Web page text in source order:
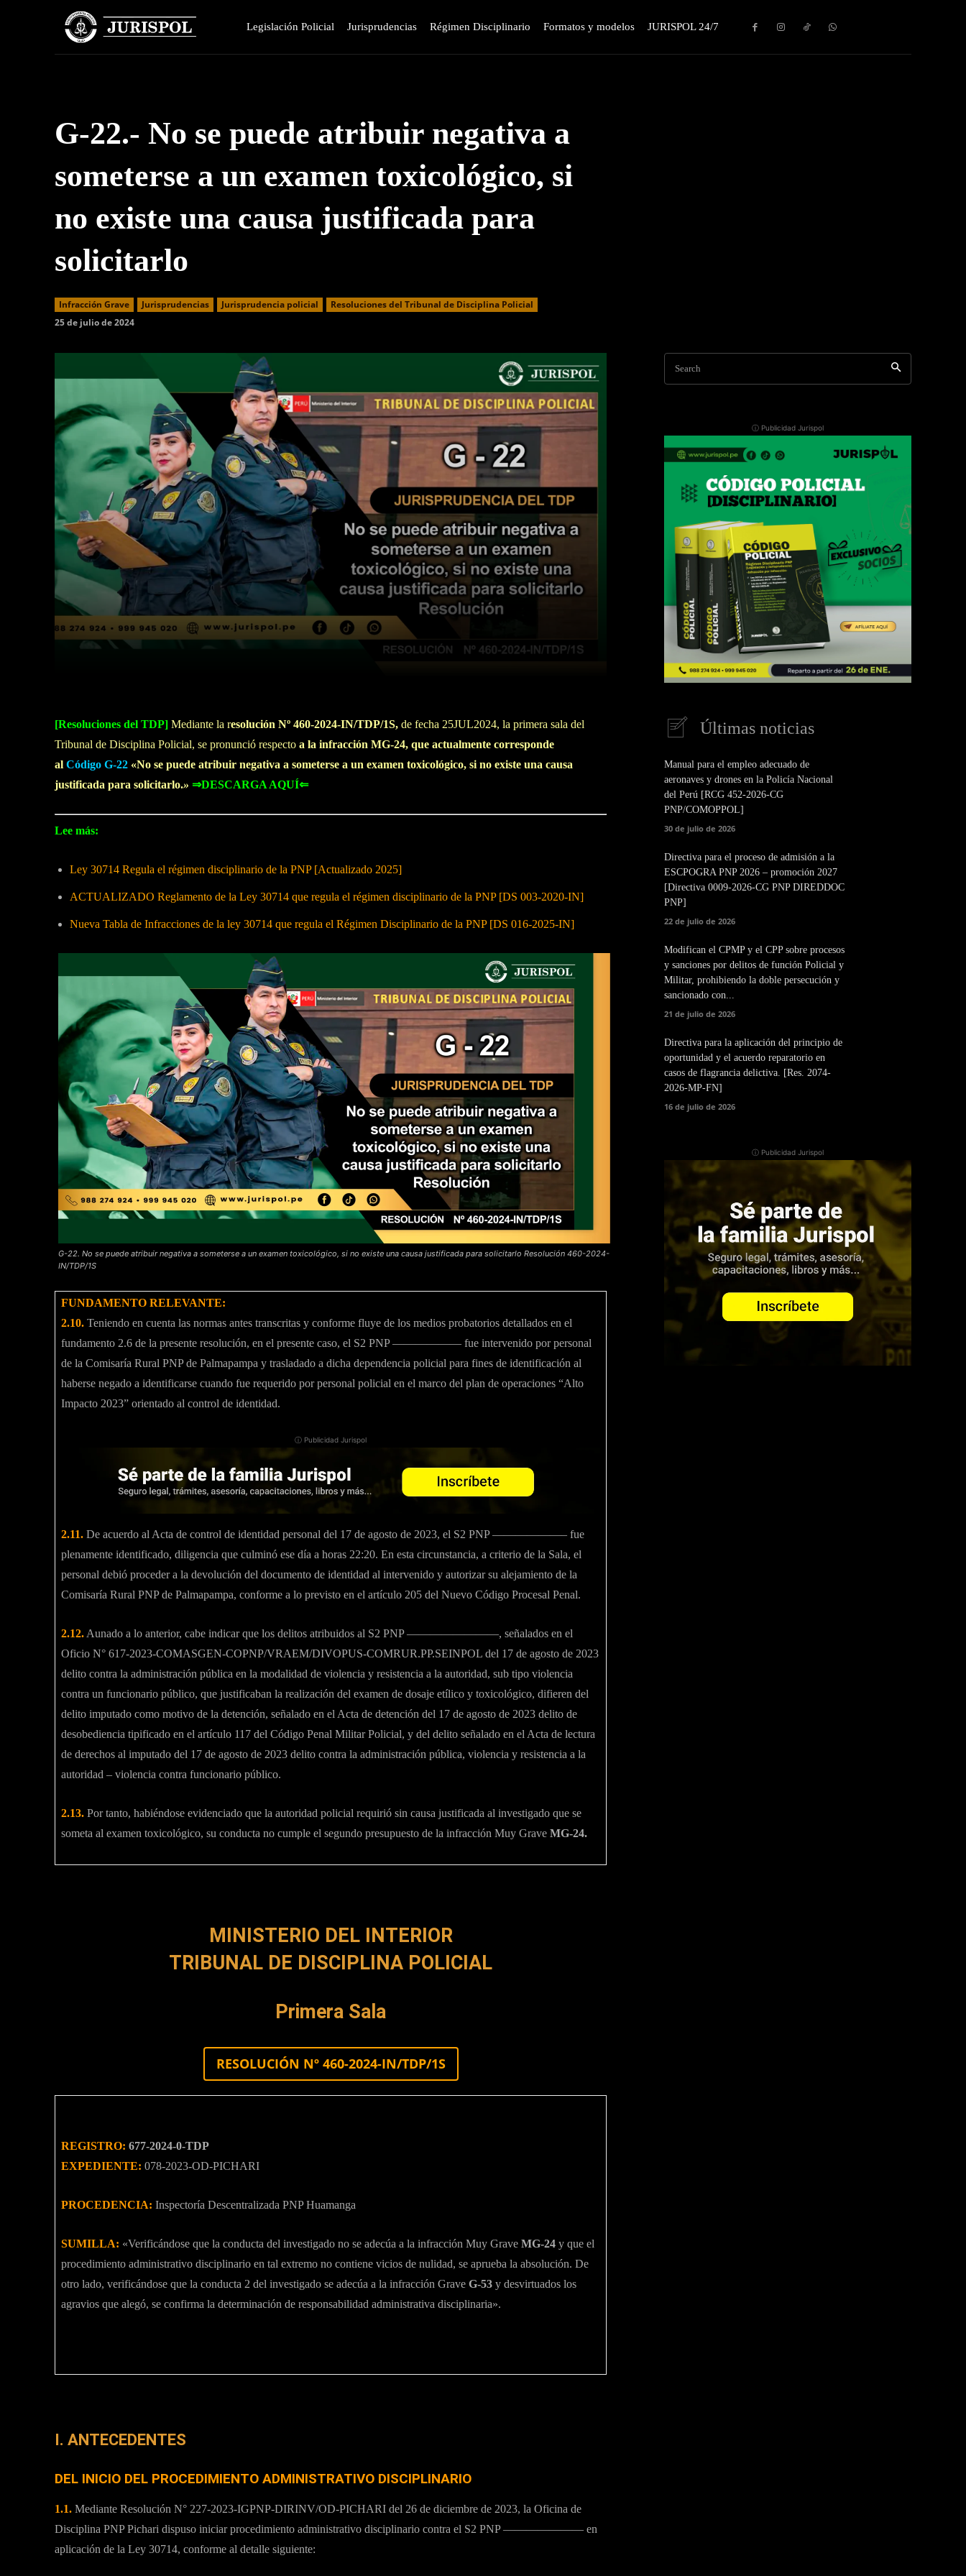
Legislación Policial Jurisprudencias Régimen Disciplinario Formatos y modelos JURISPOL 24/7
G-22.- No se puede atribuir negativa a
someterse a un examen toxicológico, si
no existe una causa justificada para
solicitarlo
Infracción Grave Jurisprudencias Jurisprudencia policial
Resoluciones del Tribunal de Disciplina Policial
25 de julio de 2024
WhatsApp Linkedin
[Resoluciones del TDP] Mediante la resolución Nº 460-2024-IN/TDP/1S, de fecha 25JUL2024, la primera sala del
Tribunal de Disciplina Policial, se pronunció respecto a la infracción MG-24, que actualmente corresponde
al Código G-22 «No se puede atribuir negativa a someterse a un examen toxicológico, si no existe una causa
justificada para solicitarlo.» ⇒DESCARGA AQUÍ⇐
Lee más:
Ley 30714 Regula el régimen disciplinario de la PNP [Actualizado 2025]
ACTUALIZADO Reglamento de la Ley 30714 que regula el régimen disciplinario de la PNP [DS 003-2020-IN]
Nueva Tabla de Infracciones de la ley 30714 que regula el Régimen Disciplinario de la PNP [DS 016-2025-IN]
G-22. No se puede atribuir negativa a someterse a un examen toxicológico, si no existe una causa justificada para solicitarlo Resolución 460-2024-
IN/TDP/1S
FUNDAMENTO RELEVANTE:
2.10. Teniendo en cuenta las normas antes transcritas y conforme fluye de los medios probatorios detallados en el
fundamento 2.6 de la presente resolución, en el presente caso, el S2 PNP —————— fue intervenido por personal
de la Comisaría Rural PNP de Palmapampa y trasladado a dicha dependencia policial para fines de identificación al
haberse negado a identificarse cuando fue requerido por personal policial en el marco del plan de operaciones “Alto
Impacto 2023” orientado al control de identidad.
ⓘ Publicidad Jurispol
2.11. De acuerdo al Acta de control de identidad personal del 17 de agosto de 2023, el S2 PNP ——————– fue
plenamente identificado, diligencia que culminó ese día a horas 22:20. En esta circunstancia, a criterio de la Sala, el
personal debió proceder a la devolución del documento de identidad al intervenido y autorizar su alejamiento de la
Comisaría Rural PNP de Palmapampa, conforme a lo previsto en el artículo 205 del Nuevo Código Procesal Penal.
2.12. Aunado a lo anterior, cabe indicar que los delitos atribuidos al S2 PNP ————————, señalados en el
Oficio N° 617-2023-COMASGEN-COPNP/VRAEM/DIVOPUS-COMRUR.PP.SEINPOL del 17 de agosto de 2023
delito contra la administración pública en la modalidad de violencia y resistencia a la autoridad, sub tipo violencia
contra un funcionario público, que justificaban la realización del examen de dosaje etílico y toxicológico, difieren del
delito imputado como motivo de la detención, señalado en el Acta de detención del 17 de agosto de 2023 delito de
desobediencia tipificado en el artículo 117 del Código Penal Militar Policial, y del delito señalado en el Acta de lectura
de derechos al imputado del 17 de agosto de 2023 delito contra la administración pública, violencia y resistencia a la
autoridad – violencia contra funcionario público.
2.13. Por tanto, habiéndose evidenciado que la autoridad policial requirió sin causa justificada al investigado que se
someta al examen toxicológico, su conducta no cumple el segundo presupuesto de la infracción Muy Grave MG-24.
MINISTERIO DEL INTERIOR
TRIBUNAL DE DISCIPLINA POLICIAL
Primera Sala
RESOLUCIÓN Nº 460-2024-IN/TDP/1S
REGISTRO: 677-2024-0-TDP
EXPEDIENTE: 078-2023-OD-PICHARI
PROCEDENCIA: Inspectoría Descentralizada PNP Huamanga
SUMILLA: «Verificándose que la conducta del investigado no se adecúa a la infracción Muy Grave MG-24 y que el
procedimiento administrativo disciplinario en tal extremo no contiene vicios de nulidad, se aprueba la absolución. De
otro lado, verificándose que la conducta 2 del investigado se adecúa a la infracción Grave G-53 y desvirtuados los
agravios que alegó, se confirma la determinación de responsabilidad administrativa disciplinaria».
I. ANTECEDENTES
DEL INICIO DEL PROCEDIMIENTO ADMINISTRATIVO DISCIPLINARIO
1.1. Mediante Resolución N° 227-2023-IGPNP-DIRINV/OD-PICHARI del 26 de diciembre de 2023, la Oficina de
Disciplina PNP Pichari dispuso iniciar procedimiento administrativo disciplinario contra el S2 PNP ——————— en
aplicación de la Ley 30714, conforme al detalle siguiente:
Search
ⓘ Publicidad Jurispol
Últimas noticias
Manual para el empleo adecuado de
aeronaves y drones en la Policía Nacional
del Perú [RCG 452-2026-CG
PNP/COMOPPOL]
30 de julio de 2026
Directiva para el proceso de admisión a la
ESCPOGRA PNP 2026 – promoción 2027
[Directiva 0009-2026-CG PNP DIREDDOC
PNP]
22 de julio de 2026
Modifican el CPMP y el CPP sobre procesos
y sanciones por delitos de función Policial y
Militar, prohibiendo la doble persecución y
sancionado con...
21 de julio de 2026
Directiva para la aplicación del principio de
oportunidad y el acuerdo reparatorio en
casos de flagrancia delictiva. [Res. 2074-
2026-MP-FN]
16 de julio de 2026
ⓘ Publicidad Jurispol